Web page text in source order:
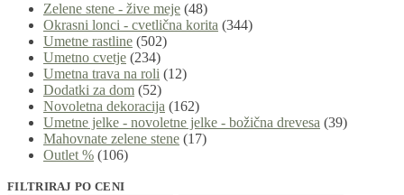
Zelene stene - žive meje (48)
Okrasni lonci - cvetlična korita (344)
Umetne rastline (502)
Umetno cvetje (234)
Umetna trava na roli (12)
Dodatki za dom (52)
Novoletna dekoracija (162)
Umetne jelke - novoletne jelke - božična drevesa (39)
Mahovnate zelene stene (17)
Outlet % (106)
FILTRIRAJ PO CENI